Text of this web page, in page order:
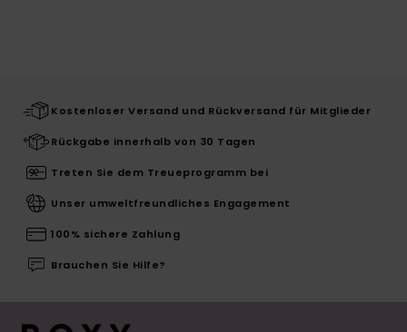
Kostenloser Versand und Rückversand für Mitglieder
Rückgabe innerhalb von 30 Tagen
Treten Sie dem Treueprogramm bei
Unser umweltfreundliches Engagement
100% sichere Zahlung
Brauchen Sie Hilfe?